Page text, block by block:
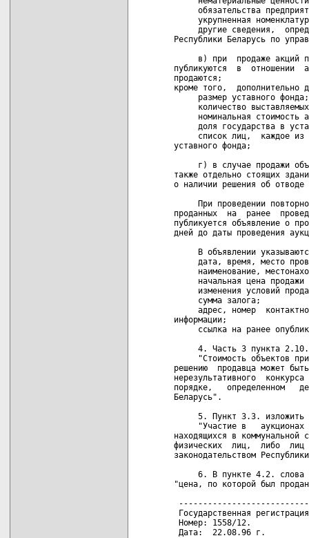
обязательства
укрупненная
другие сведения,
Республики Беларусь по
в) при  продаже акций
публикуются  в  отношении
продаются;
кроме того,  дополнительно
     размер уставного фонда;
количество
номинальная стоимость
доля государства в
список лиц,  каждое из
уставного фонда;
г) в случае продажи
также отдельно стоящих
о наличии решения об отводе
При проведении
проданных  на  ранее
публикуется объявление о
дней до даты проведения
В объявлении
дата, время, место
наименование,
начальная цена продажи
изменения условий
     сумма залога;
адрес, номер
информации;
ссылка на ранее
4. Часть 3 пункта
"Стоимость объектов
решению  продавца может
нерезультативного
порядке,   определенном
Беларусь".
5. Пункт 3.3. изложить
"Участие в   аукционах
находящихся в коммунальной
физических  лиц,  либо  лиц
законодательством
6. В пункте 4.2. слова
"цена, по которой был
---------------------------
Государственная
Номер: 1558/12.
Дата:  22.08.96 г.